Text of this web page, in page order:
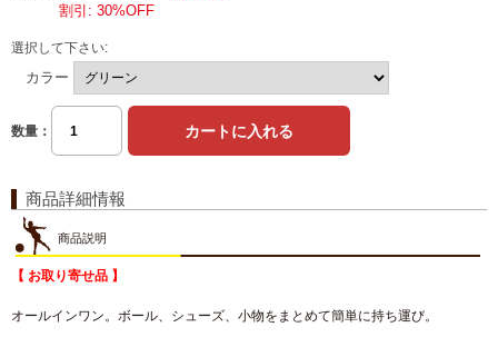
割引: 30%OFF
選択して下さい:
カラー
数量：
商品詳細情報
商品説明
【 お取り寄せ品 】
オールインワン。ボール、シューズ、小物をまとめて簡単に持ち運び。